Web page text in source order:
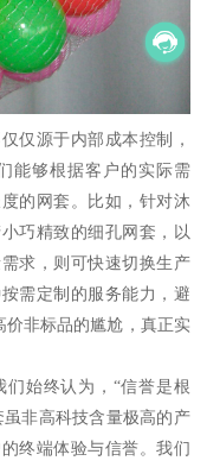
仅源于内部成本控制，
能够根据客户的实际需
的网套。比如，针对沐
巧精致的细孔网套，以
求，则可快速切换生产
需定制的服务能力，避
价非标品的尴尬，真正实
始终认为，“信誉是根
非高科技含量极高的产
终端体验与信誉。我们